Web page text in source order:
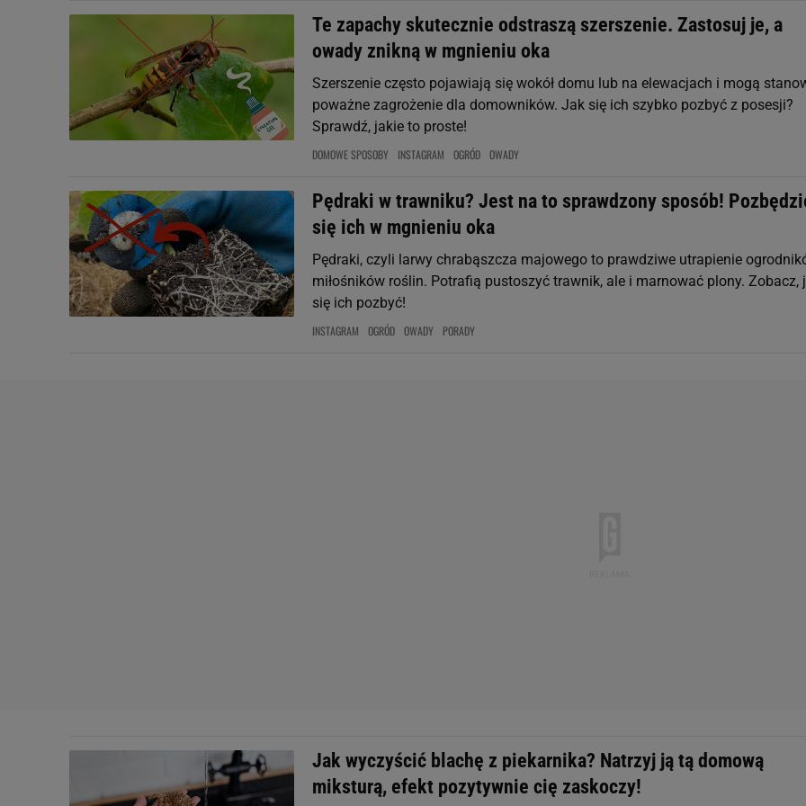
Te zapachy skutecznie odstraszą szerszenie. Zastosuj je, a
owady znikną w mgnieniu oka
Szerszenie często pojawiają się wokół domu lub na elewacjach i mogą
poważne zagrożenie dla domowników. Jak się ich szybko pozbyć z posesji?
Sprawdź, jakie to proste!
DOMOWE SPOSOBY INSTAGRAM OGRÓD OWADY
Pędraki w trawniku? Jest na to sprawdzony sposób!
się ich w mgnieniu oka
Pędraki, czyli larwy chrabąszcza majowego to prawdziwe utrapienie
miłośników roślin. Potrafią pustoszyć trawnik, ale i marnować plony. Zobacz,
się ich pozbyć!
INSTAGRAM OGRÓD OWADY PORADY
Jak wyczyścić blachę z piekarnika? Natrzyj ją tą domową
miksturą, efekt pozytywnie cię zaskoczy!